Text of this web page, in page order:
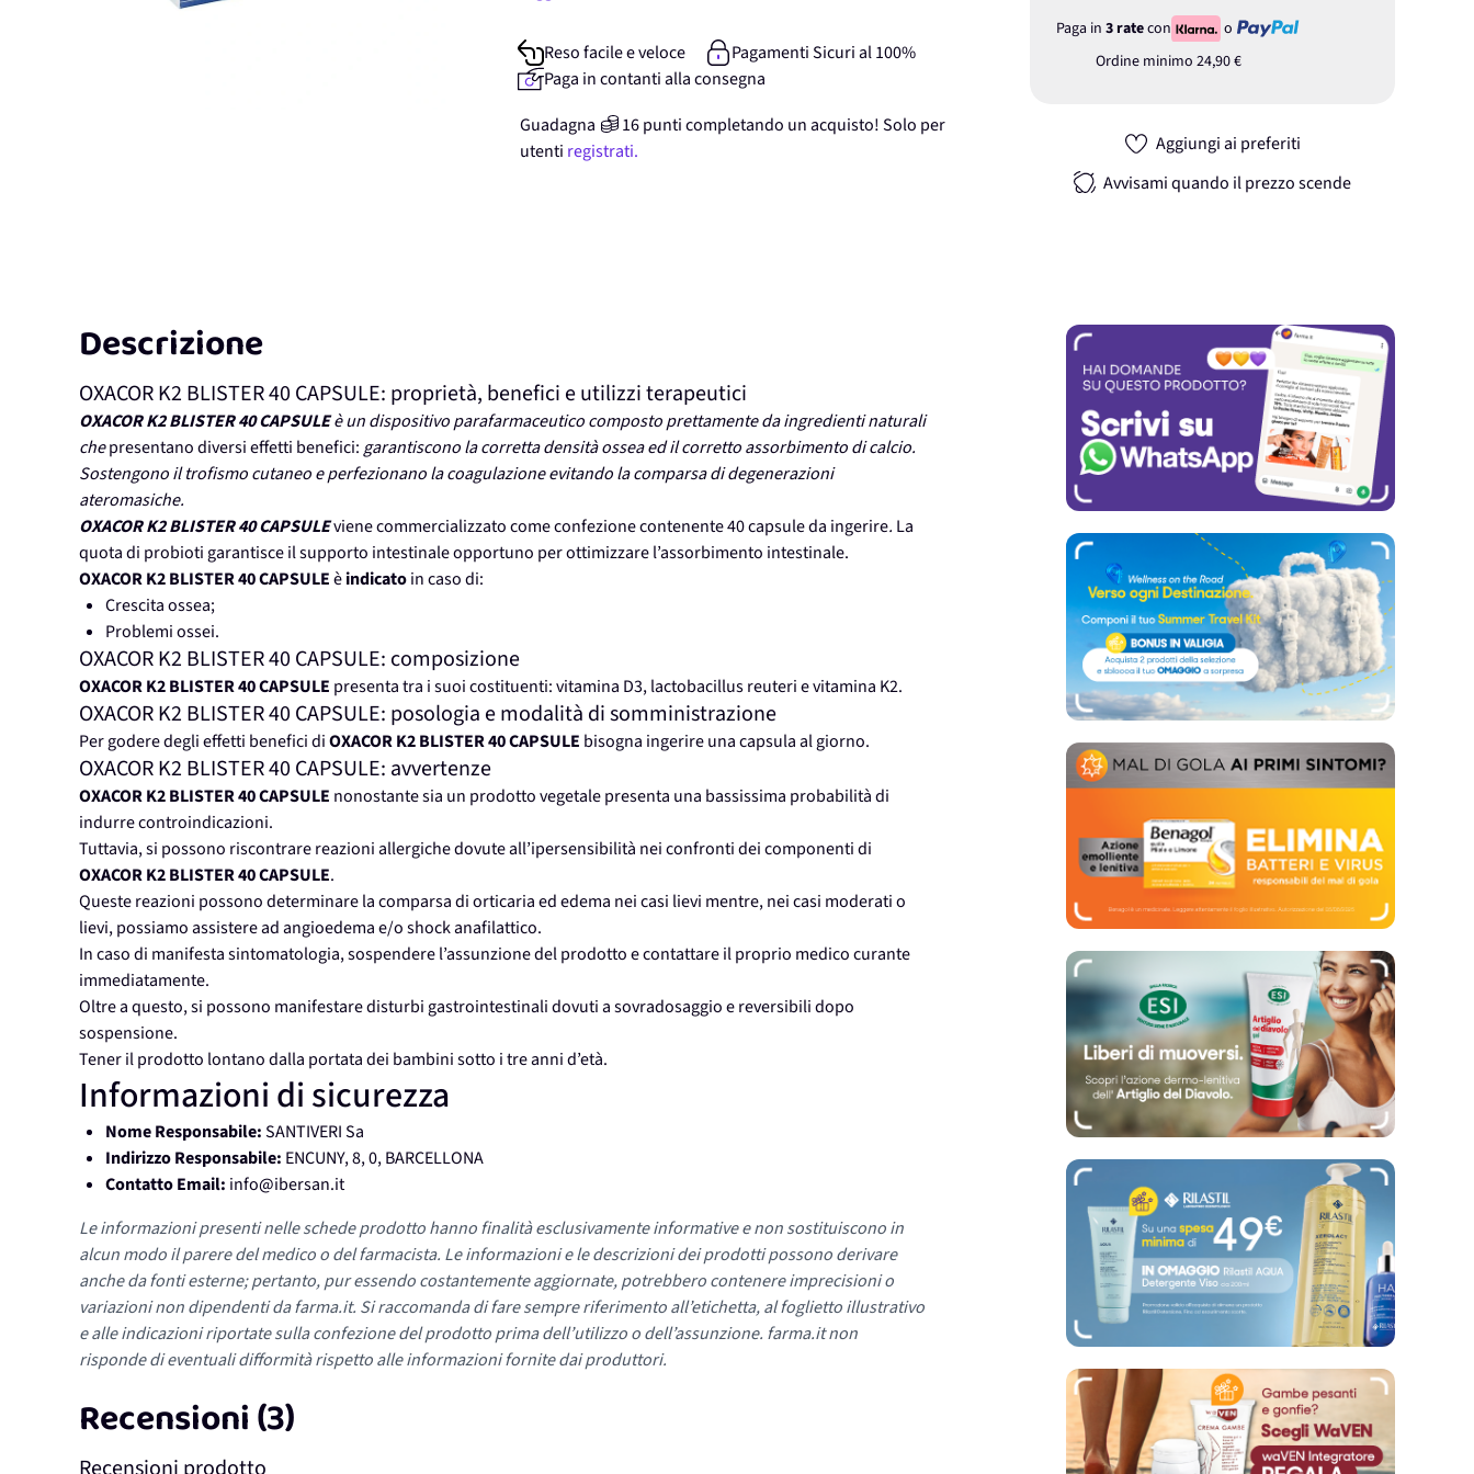
Paga in 3 ratecon
o
Ordine minimo 24,90 €
Aggiungi ai preferiti
Avvisami quando il prezzo scende
Reso facile e veloce
Pagamenti Sicuri al 100%
Paga in contanti alla consegna
Guadagna
16punticompletando un acquisto! Solo per
utenti registrati.
Descrizione
OXACOR K2 BLISTER 40 CAPSULE: proprietà, benefici e utilizzi terapeutici
OXACOR K2 BLISTER 40 CAPSULEè un dispositivo parafarmaceutico composto prettamente da ingredienti naturali
chepresentano diversi effetti benefici:garantiscono la corretta densità ossea ed il corretto assorbimento di calcio.
Sostengono il trofismo cutaneo e perfezionano la coagulazione evitando la comparsa di degenerazioni
ateromasiche.
OXACOR K2 BLISTER 40 CAPSULEviene commercializzato come confezione contenente 40 capsule da ingerire. La
quota di probioti garantisce il supporto intestinale opportuno per ottimizzare l’assorbimento intestinale.
OXACOR K2 BLISTER 40 CAPSULEèindicatoin caso di:
Crescita ossea;
Problemi ossei.
OXACOR K2 BLISTER 40 CAPSULE: composizione
OXACOR K2 BLISTER 40 CAPSULE presenta tra i suoi costituenti: vitamina D3, lactobacillus reuteri e vitamina K2.
OXACOR K2 BLISTER 40 CAPSULE: posologia e modalità di somministrazione
Per godere degli effetti benefici diOXACOR K2 BLISTER 40 CAPSULE bisogna ingerire una capsula al giorno.
OXACOR K2 BLISTER 40 CAPSULE: avvertenze
OXACOR K2 BLISTER 40 CAPSULE nonostante sia un prodotto vegetale presenta una bassissima probabilità di
indurre controindicazioni.
Tuttavia, si possono riscontrare reazioni allergiche dovute all’ipersensibilità nei confronti dei componenti di
OXACOR K2 BLISTER 40 CAPSULE.
Queste reazioni possono determinare la comparsa di orticaria ed edema nei casi lievi mentre, nei casi moderati o
lievi, possiamo assistere ad angioedema e/o shock anafilattico.
In caso di manifesta sintomatologia, sospendere l’assunzione del prodotto e contattare il proprio medico curante
immediatamente.
Oltre a questo, si possono manifestare disturbi gastrointestinali dovuti a sovradosaggio e reversibili dopo
sospensione.
Tener il prodotto lontano dalla portata dei bambini sotto i tre anni d’età.
Informazioni di sicurezza
Nome Responsabile:SANTIVERI Sa
Indirizzo Responsabile: ENCUNY, 8, 0, BARCELLONA
Contatto Email: info@ibersan.it
Le informazioni presenti nelle schede prodotto hanno finalità esclusivamente informative e non sostituiscono in
alcun modo il parere del medico o del farmacista. Le informazioni e le descrizioni dei prodotti possono derivare
anche da fonti esterne; pertanto, pur essendo costantemente aggiornate, potrebbero contenere imprecisioni o
variazioni non dipendenti da farma.it. Si raccomanda di fare sempre riferimento all’etichetta, al foglietto illustrativo
e alle indicazioni riportate sulla confezione del prodotto prima dell’utilizzo o dell’assunzione. farma.it non
risponde di eventuali difformità rispetto alle informazioni fornite dai produttori.
Recensioni (3)